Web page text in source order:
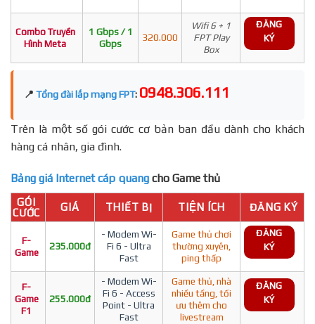
Combo Truyền
Hình Meta
1 Gbps / 1
Gbps
320.000
Wifi 6 + 1
FPT Play
Box
ĐĂNG
KÝ
📍 Tổng đài lắp mạng FPT: 0948.306.111
Trên là một số gói cước cơ bản ban đầu dành cho khách
hàng cá nhân, gia đình.
Bảng giá Internet cáp quang cho Game thủ
GÓI
CƯỚC
GIÁ THIẾT BỊ TIỆN ÍCH ĐĂNG KÝ
F-
Game
235.000đ
- Modem Wi-
Fi 6 - Ultra
Fast
Game thủ chơi
thường xuyên,
ping thấp
ĐĂNG
KÝ
F-
Game
F1
255.000đ
- Modem Wi-
Fi 6 - Access
Point - Ultra
Fast
Game thủ, nhà
nhiều tầng, tối
ưu thêm cho
livestream
ĐĂNG
KÝ